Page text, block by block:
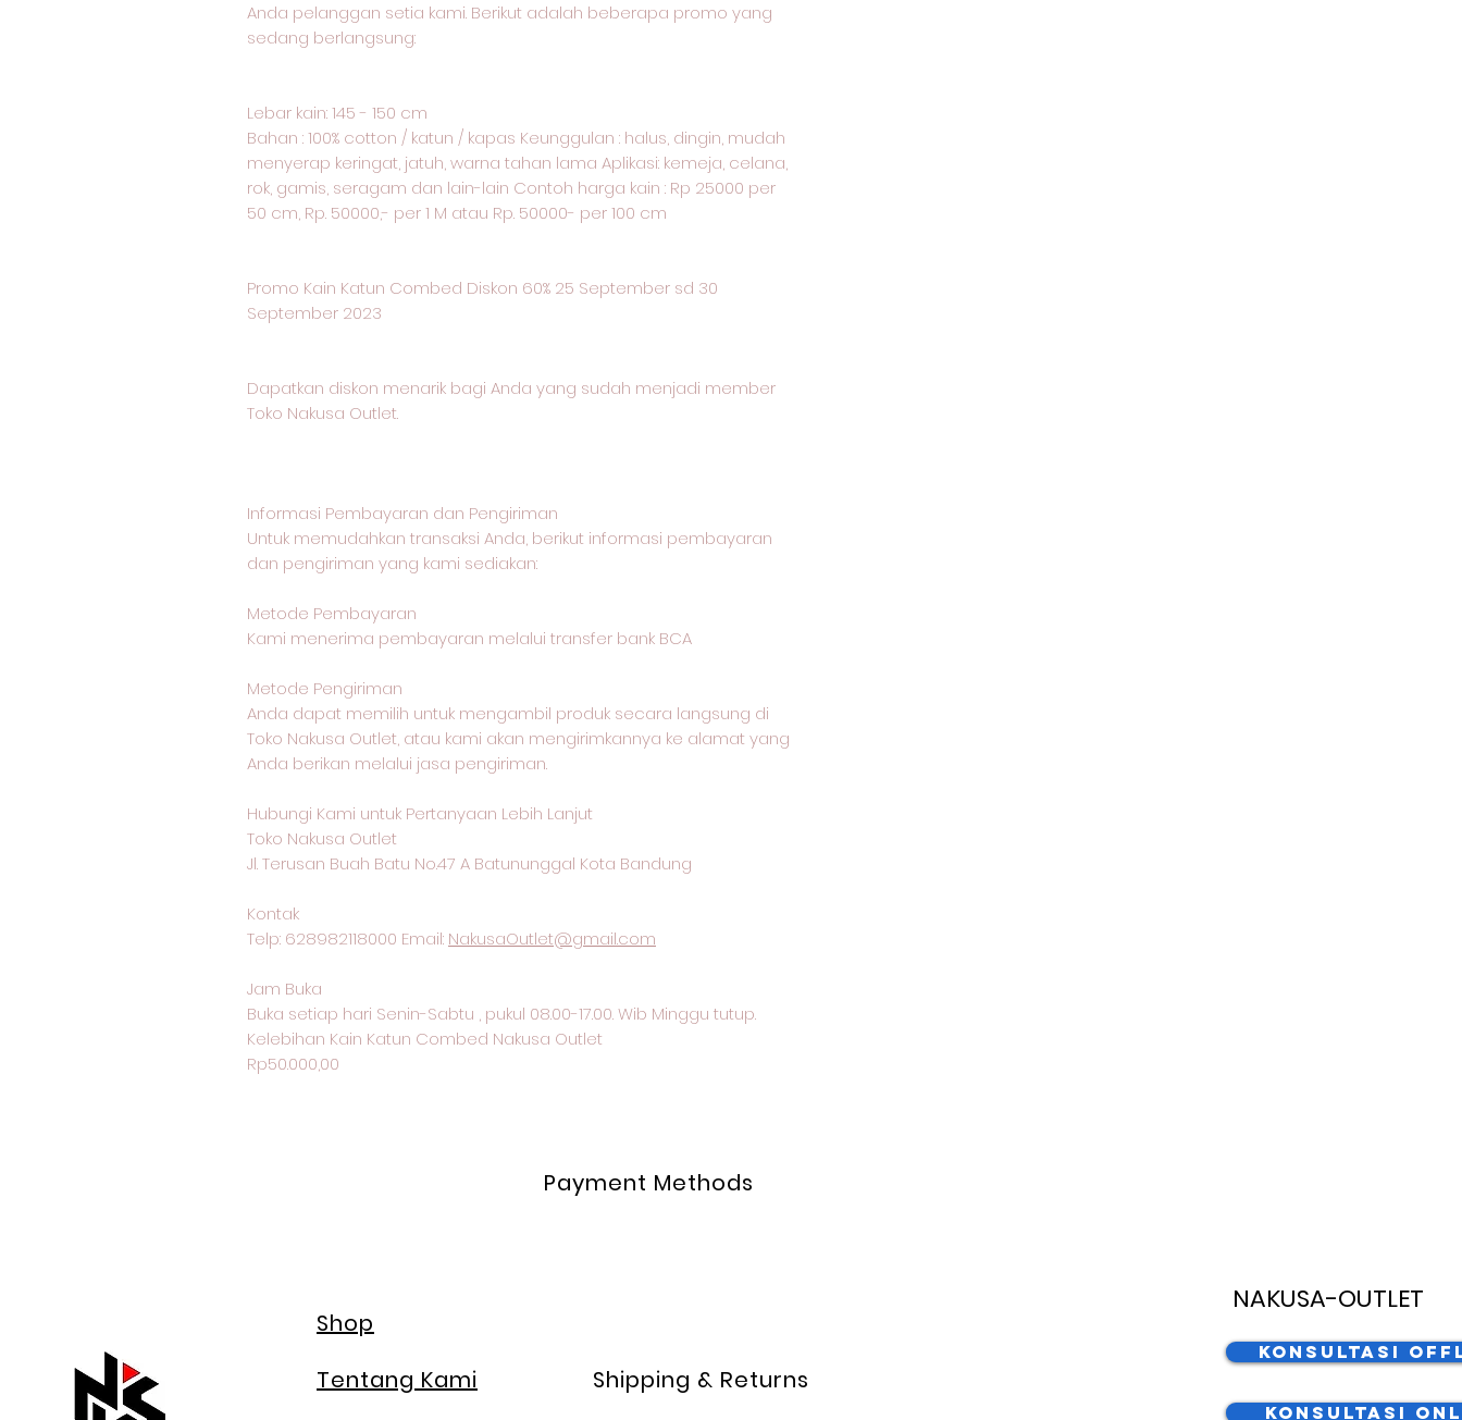
Anda pelanggan setia kami. Berikut adalah beberapa promo yang
sedang berlangsung:
Lebar kain: 145 - 150 cm
Bahan : 100% cotton / katun / kapas Keunggulan : halus, dingin, mudah
menyerap keringat, jatuh, warna tahan lama Aplikasi: kemeja, celana,
rok, gamis, seragam dan lain-lain Contoh harga kain : Rp 25000 per
50 cm, Rp. 50000,- per 1 M atau Rp. 50000- per 100 cm
Promo Kain Katun Combed Diskon 60% 25 September sd 30
September 2023
Dapatkan diskon menarik bagi Anda yang sudah menjadi member
Toko Nakusa Outlet.
Informasi Pembayaran dan Pengiriman
Untuk memudahkan transaksi Anda, berikut informasi pembayaran
dan pengiriman yang kami sediakan:
Metode Pembayaran
Kami menerima pembayaran melalui transfer bank BCA
Metode Pengiriman
Anda dapat memilih untuk mengambil produk secara langsung di
Toko Nakusa Outlet, atau kami akan mengirimkannya ke alamat yang
Anda berikan melalui jasa pengiriman.
Hubungi Kami untuk Pertanyaan Lebih Lanjut
Toko Nakusa Outlet
Jl. Terusan Buah Batu No.47 A Batununggal Kota Bandung
Kontak
Telp: 628982118000 Email: NakusaOutlet@gmail.com
Jam Buka
Buka setiap hari Senin-Sabtu , pukul 08.00-17.00. Wib Minggu tutup.
Kelebihan Kain Katun Combed Nakusa Outlet
Rp50.000,00
Payment Methods
Shop
Tentang Kami
Shipping & Returns
NAKUSA-OUTLET
Konsultasi
Konsultasi